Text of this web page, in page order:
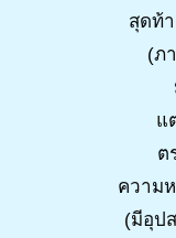
สุดท้
(ภ
แ
ต
ความ
(มีอุป